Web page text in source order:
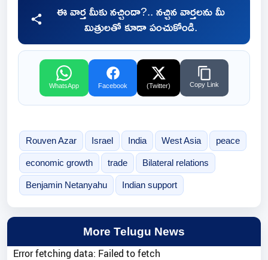
ఈ వార్త మీకు నచ్చిందా?.. నచ్చిన వార్తలను మీ
మిత్రులతో కూడా పంచుకోండి.
WhatsApp Facebook (Twitter) Copy Link
Rouven Azar Israel India West Asia peace
economic growth trade Bilateral relations
Benjamin Netanyahu Indian support
More Telugu News
Error fetching data: Failed to fetch